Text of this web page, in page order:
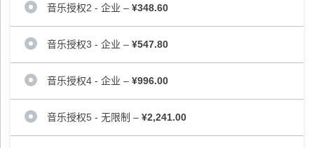
音乐授权2 - 企业 – ¥348.60
音乐授权3 - 企业 – ¥547.80
音乐授权4 - 企业 – ¥996.00
音乐授权5 - 无限制 – ¥2,241.00